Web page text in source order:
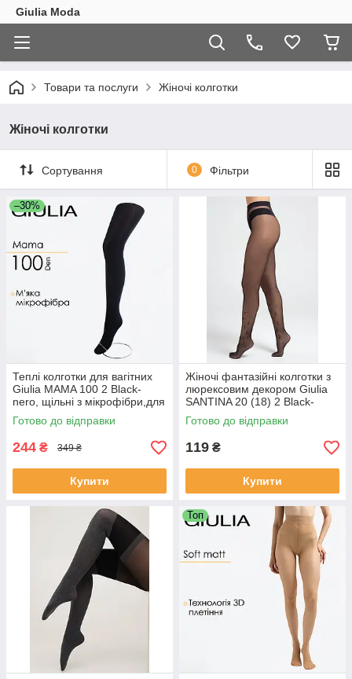
Giulia Moda
Товари та послуги Жіночі колготки
Жіночі колготки
Сортування 0 Фільтри
–30%
Теплі колготки для вагітних
Giulia MAMA 100 2 Black-
nero, щільні з мікрофібри,для
майбутніх мам
Готово до відправки
244 ₴ 349 ₴
Купити
Жіночі фантазійні колготки з
люрексовим декором Giulia
SANTINA 20 (18) 2 Black-
nero, колготки з візерунком,
тонкі колготи
Готово до відправки
119 ₴
Купити
Топ